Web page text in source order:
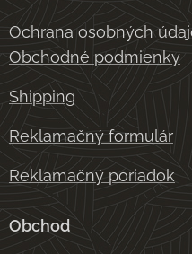
Ochrana osobných
Obchodné podmienky
Shipping
Reklamačný formulár
Reklamačný poriadok
Obchod